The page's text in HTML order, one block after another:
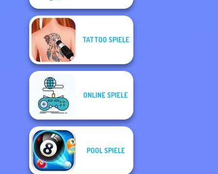
TATTOO SPIELE
ONLINE SPIELE
POOL SPIELE